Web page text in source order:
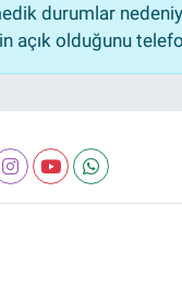
durumlar
açık olduğunu